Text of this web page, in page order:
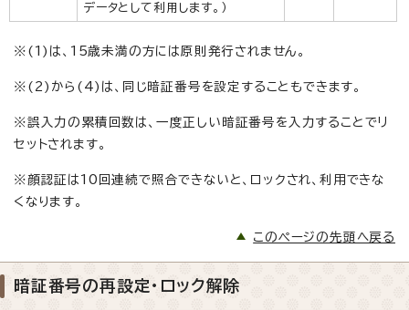
データとして利用します。）
※(1)は、15歳未満の方には原則発行されません。
※(2)から(4)は、同じ暗証番号を設定することもできます。
※誤入力の累積回数は、一度正しい暗証番号を入力することでリ
セットされます。
※顔認証は10回連続で照合できないと、ロックされ、利用できな
くなります。
このページの先頭へ戻る
暗証番号の再設定・ロック解除